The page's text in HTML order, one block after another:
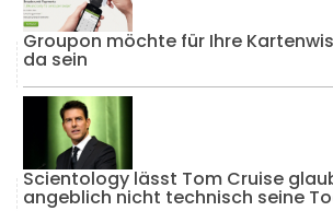
Groupon möchte für Ihre
da sein
Scientology lässt Tom Cruise
angeblich nicht technisch seine